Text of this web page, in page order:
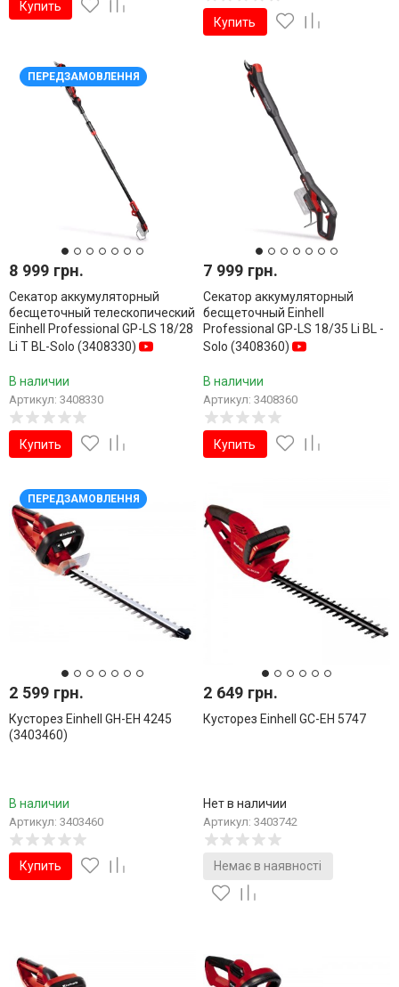
Купить
Купить
ПЕРЕДЗАМОВЛЕННЯ
8 999 грн.
Секатор аккумуляторный
бесщеточный телескопический
Einhell Professional GP-LS 18/28
Li T BL-Solo (3408330)
В наличии
Артикул: 3408330
Купить
7 999 грн.
Секатор аккумуляторный
бесщеточный Einhell
Professional GP-LS 18/35 Li BL -
Solo (3408360)
В наличии
Артикул: 3408360
Купить
ПЕРЕДЗАМОВЛЕННЯ
2 599 грн.
Кусторез Einhell GH-EH 4245
(3403460)
В наличии
Артикул: 3403460
Купить
2 649 грн.
Кусторез Einhell GC-EH 5747
Нет в наличии
Артикул: 3403742
Немає в наявності